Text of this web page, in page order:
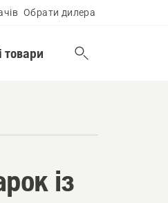
Обрати дилера
товари
із